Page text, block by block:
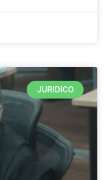
JURIDICO